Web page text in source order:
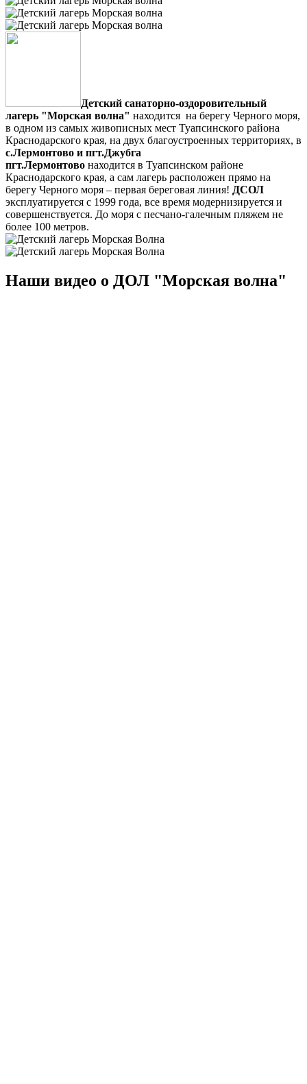
Детский санаторно-оздоровительный
лагерь "Морская волна" находится на берегу Черного моря,
в одном из самых живописных мест Туапсинского района
Краснодарского края, на двух благоустроенных территориях, в
с.Лермонтово и пгт.Джубга
пгт.Лермонтово находится в Туапсинском районе
Краснодарского края, а сам лагерь расположен прямо на
берегу Черного моря – первая береговая линия! ДСОЛ
эксплуатируется с 1999 года, все время модернизируется и
совершенствуется. До моря с песчано-галечным пляжем не
более 100 метров.
Наши видео о ДОЛ "Морская волна"